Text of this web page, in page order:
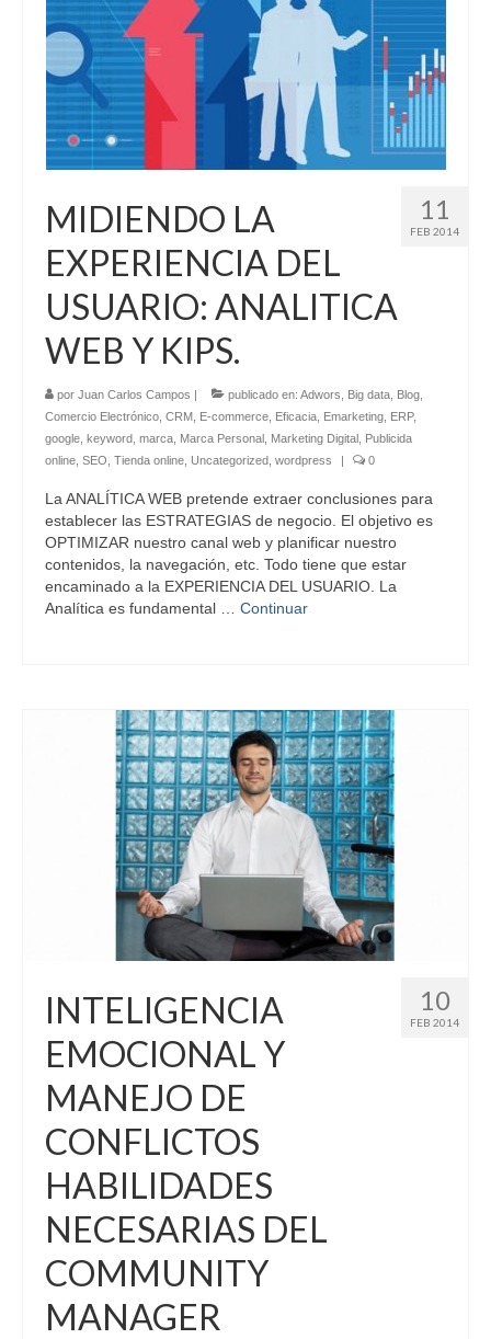
11
FEB 2014
MIDIENDO LA
EXPERIENCIA DEL
USUARIO: ANALITICA
WEB Y KIPS.
por Juan Carlos Campos | publicado en: Adwors Big data Blog
Comercio Electrónico CRM E-commerce Eficacia Emarketing ERP,
google keyword marca Marca Personal Marketing Digital Publicida
online SEO Tienda online Uncategorized wordpress | 0
La ANALÍTICA WEB pretende extraer conclusiones para
establecer las ESTRATEGIAS de negocio. El objetivo es
OPTIMIZAR nuestro canal web y planificar nuestro
contenidos, la navegación, etc. Todo tiene que estar
encaminado a la EXPERIENCIA DEL USUARIO. La
Analítica es fundamental … Continuar
10
FEB 2014
INTELIGENCIA
EMOCIONAL Y
MANEJO DE
CONFLICTOS
HABILIDADES
NECESARIAS DEL
COMMUNITY
MANAGER